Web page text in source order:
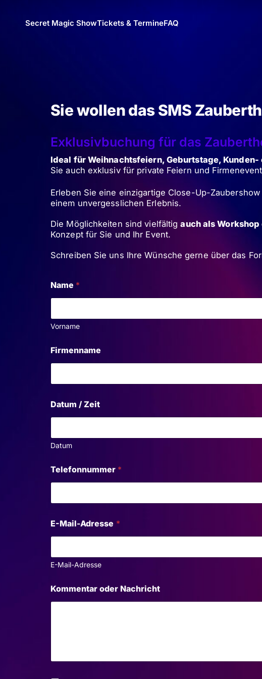
Secret Magic ShowTickets & TermineFAQ
Sie wollen das SMS
Exklusivbuchung für das
Ideal für Weihnachtsfeiern, Geburtstage, Kunden-
Sie auch exklusiv für private Feiern und
Erleben Sie eine einzigartige Close-Up-
einem unvergesslichen Erlebnis.
Die Möglichkeiten sind vielfältigauch als
Konzept für Sie und Ihr Event.
Schreiben Sie uns Ihre Wünsche gerne über das
Name *
Vorname
Firmenname
Datum / Zeit
Datum
F
i
m
n
n
a
e
E
M
i
e
Telefonnummer *
E-Mail-Adresse *
E-Mail-Adresse
Kommentar oder Nachricht